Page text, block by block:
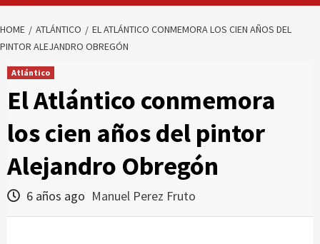
HOME ATLÁNTICO
EL ATLÁNTICO CONMEMORA LOS CIEN AÑOS DEL
PINTOR ALEJANDRO OBREGÓN
Atlántico
El Atlántico conmemora
los cien años del pintor
Alejandro Obregón
6 años ago Manuel Perez Fruto